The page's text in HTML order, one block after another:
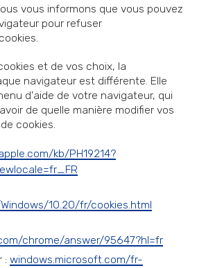
vous informons que vous pouvez
pour refuser
et de vos choix, la
navigateur est différente. Elle
d'aide de votre navigateur, qui
de quelle manière modifier vos
cookies.
kb/PH19214?
10.20/fr/cookies.html
chrome/answer/95647?hl=fr
: windows.microsoft.com/fr-